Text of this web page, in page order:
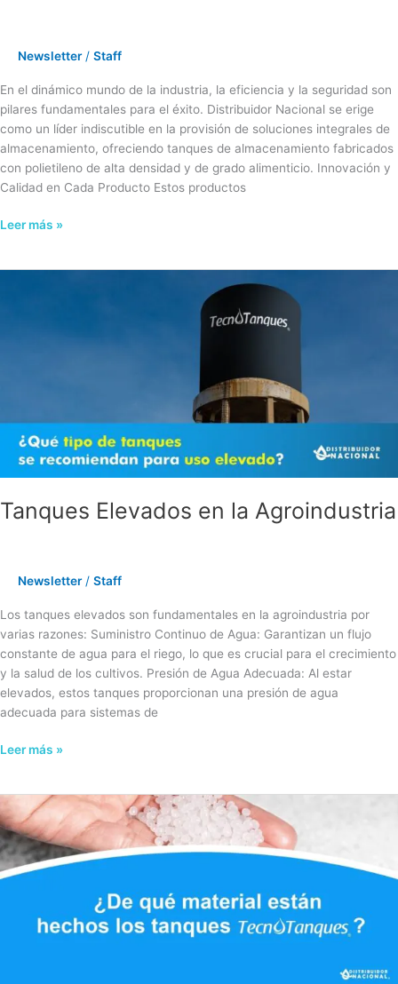
Newsletter/ Staff
En el dinámico mundo de la industria, la eficiencia y la seguridad son
pilares fundamentales para el éxito. Distribuidor Nacional se erige
como un líder indiscutible en la provisión de soluciones integrales de
almacenamiento, ofreciendo tanques de almacenamiento fabricados
con polietileno de alta densidad y de grado alimenticio. Innovación y
Calidad en Cada Producto Estos productos
Leer más »
Tanques Elevados en la Agroindustria
Newsletter/ Staff
Los tanques elevados son fundamentales en la agroindustria por
varias razones: Suministro Continuo de Agua: Garantizan un flujo
constante de agua para el riego, lo que es crucial para el crecimiento
y la salud de los cultivos. Presión de Agua Adecuada: Al estar
elevados, estos tanques proporcionan una presión de agua
adecuada para sistemas de
Leer más »
Materiales
más
utilizados
para
la